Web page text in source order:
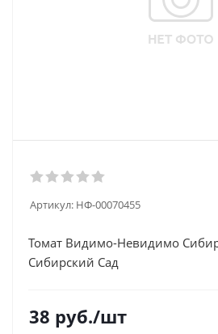
Артикул: НФ-00070455
Томат Видимо-Невидимо
Сибирский Сад
38 руб./шт